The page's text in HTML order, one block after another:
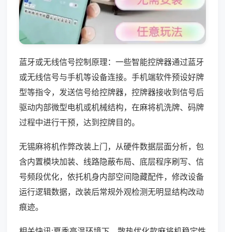
蓝牙或无线信号控制原理：一些智能控牌器通过蓝牙
或无线信号与手机等设备连接。手机端软件预设好牌
型等指令，发送信号给控牌器，控牌器接收到信号后
驱动内部微型电机或机械结构，在麻将机洗牌、码牌
过程中进行干预，达到控牌目的。
无锡麻将机作弊改装上门，从硬件数据层面分析，包
含内置模块加装、线路隐蔽布局、底层程序刷写、信
号频段优化，依托机身内部空间隐藏配件，修改设备
运行逻辑数据，改装后常规外观检测无明显结构改动
痕迹。